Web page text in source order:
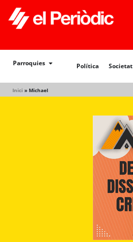
Parroquies Política Societat
Inici » Michael
Política Societat